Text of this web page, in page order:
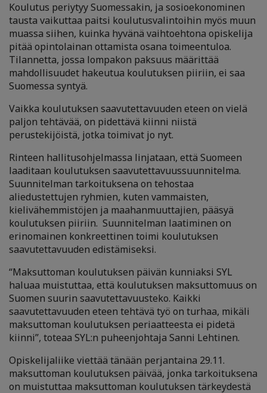
Koulutus periytyy Suomessakin, ja sosioekonominen
tausta vaikuttaa paitsi koulutusvalintoihin myös muun
muassa siihen, kuinka hyvänä vaihtoehtona opiskelija
pitää opintolainan ottamista osana toimeentuloa.
Tilannetta, jossa lompakon paksuus määrittää
mahdollisuudet hakeutua koulutuksen piiriin, ei saa
Suomessa syntyä.
Vaikka koulutuksen saavutettavuuden eteen on vielä
paljon tehtävää, on pidettävä kiinni niistä
perustekijöistä, jotka toimivat jo nyt.
Rinteen hallitusohjelmassa linjataan, että Suomeen
laaditaan koulutuksen saavutettavuussuunnitelma.
Suunnitelman tarkoituksena on tehostaa
aliedustettujen ryhmien, kuten vammaisten,
kielivähemmistöjen ja maahanmuuttajien, pääsyä
koulutuksen piiriin. Suunnitelman laatiminen on
erinomainen konkreettinen toimi koulutuksen
saavutettavuuden edistämiseksi.
“Maksuttoman koulutuksen päivän kunniaksi SYL
haluaa muistuttaa, että koulutuksen maksuttomuus on
Suomen suurin saavutettavuusteko. Kaikki
saavutettavuuden eteen tehtävä työ on turhaa, mikäli
maksuttoman koulutuksen periaatteesta ei pidetä
kiinni”, toteaa SYL:n puheenjohtaja Sanni Lehtinen.
Opiskelijaliike viettää tänään perjantaina 29.11.
maksuttoman koulutuksen päivää, jonka tarkoituksena
on muistuttaa maksuttoman koulutuksen tärkeydestä